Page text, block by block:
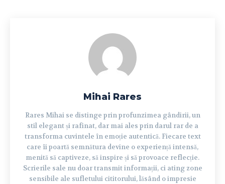
Mihai Rares
Rares Mihai se distinge prin profunzimea gândirii, un
stil elegant și rafinat, dar mai ales prin darul rar de a
transforma cuvintele în emoție autentică. Fiecare text
care îi poartă semnătura devine o experiență intensă,
menită să captiveze, să inspire și să provoace reflecție.
Scrierile sale nu doar transmit informații, ci ating zone
sensibile ale sufletului cititorului, lăsând o impresie